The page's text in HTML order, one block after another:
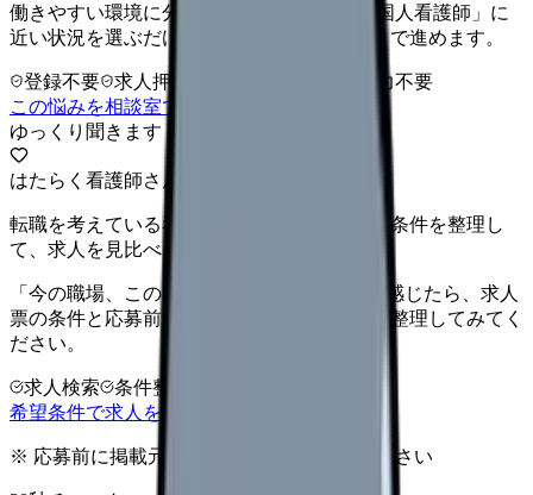
働きやすい環境に分けて整理します。 「外国人看護師」に
近い状況を選ぶだけで、次に確認することまで進めます。
登録不要 求人押し売りなし
病院名は入力不要
この悩みを相談室で整理する
ゆっくり聞きます
はたらく看護師さん 求人
転職を考えている看護師さんへ。まずは希望条件を整理し
て、求人を見比べられます。
「今の職場、このままでいいのかな...」そう感じたら、求人
票の条件と応募前に確認したい不安を分けて整理してみてく
ださい。
求人検索 条件整理
希望条件で求人を探す
※ 応募前に掲載元の最新情報を確認してください